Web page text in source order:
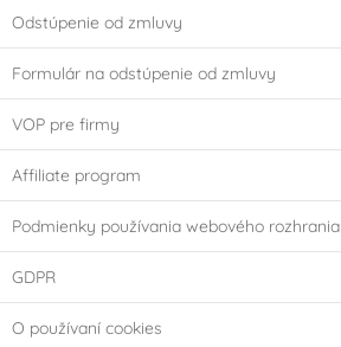
Odstúpenie od zmluvy
Formulár na odstúpenie od zmluvy
VOP pre firmy
Affiliate program
Podmienky používania webového rozhrania
GDPR
O používaní cookies